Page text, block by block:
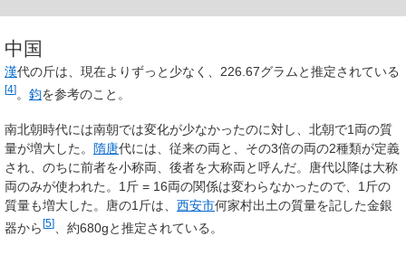
中国
漢代の斤は、現在よりずっと少なく、226.67グラムと推定されている
[4] 。 鈞を参考のこと。
南北朝時代には南朝では変化が少なかったのに対し、北朝で1両の質
量が増大した。
隋唐代には、従来の両と、その3倍の両の2種類が定義
され、のちに前者を小称両、後者を大称両と呼んだ。唐代以降は大称
両のみが使われた。1斤 = 16両の関係は変わらなかったので、1斤の
質量も増大した。唐の1斤は、 西安市何家村出土の質量を記した金銀
器から [5] 、約680gと推定されている。